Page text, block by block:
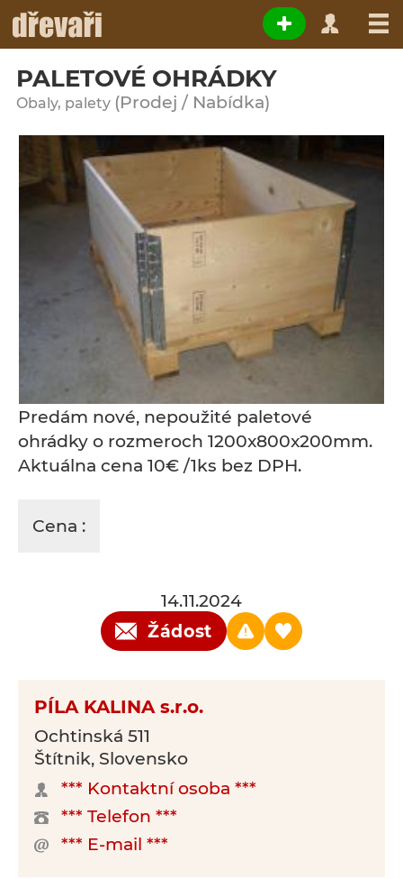
PALETOVÉ OHRÁDKY
Obaly, palety (Prodej / Nabídka)
Predám nové, nepoužité paletové
ohrádky o rozmeroch 1200x800x200mm.
Aktuálna cena 10€ /1ks bez DPH.
Cena :
14.11.2024
Žádost
PÍLA KALINA s.r.o.
Ochtinská 511
Štítnik, Slovensko
*** Kontaktní osoba ***
*** Telefon ***
*** E-mail ***